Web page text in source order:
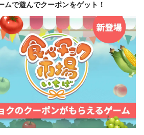
ムで遊んでクーポンをゲット！